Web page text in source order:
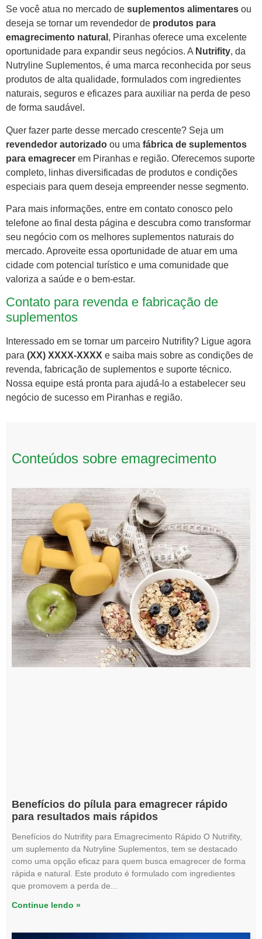
Se você atua no mercado de suplementos alimentares ou
deseja se tornar um revendedor de produtos para
emagrecimento natural , Piranhas oferece uma excelente
oportunidade para expandir seus negócios. A Nutrifity, da
Nutryline Suplementos, é uma marca reconhecida por seus
produtos de alta qualidade, formulados com ingredientes
naturais, seguros e eficazes para auxiliar na perda de peso
de forma saudável.
Quer fazer parte desse mercado crescente? Seja um
revendedor autorizado ou uma fábrica de suplementos
para emagrecer em Piranhas e região. Oferecemos suporte
completo, linhas diversificadas de produtos e condições
especiais para quem deseja empreender nesse segmento.
Para mais informações, entre em contato conosco pelo
telefone ao final desta página e descubra como transformar
seu negócio com os melhores suplementos naturais do
mercado. Aproveite essa oportunidade de atuar em uma
cidade com potencial turístico e uma comunidade que
valoriza a saúde e o bem-estar.
Contato para revenda e fabricação de
suplementos
Interessado em se tornar um parceiro Nutrifity? Ligue agora
para (XX) XXXX-XXXX e saiba mais sobre as condições de
revenda, fabricação de suplementos e suporte técnico.
Nossa equipe está pronta para ajudá-lo a estabelecer seu
negócio de sucesso em Piranhas e região.
Conteúdos sobre emagrecimento
Benefícios do pílula para emagrecer rápido
para resultados mais rápidos
Benefícios do Nutrifity para Emagrecimento Rápido O Nutrifity,
um suplemento da Nutryline Suplementos, tem se destacado
como uma opção eficaz para quem busca emagrecer de forma
rápida e natural. Este produto é formulado com ingredientes
que promovem a perda de
Continue lendo »